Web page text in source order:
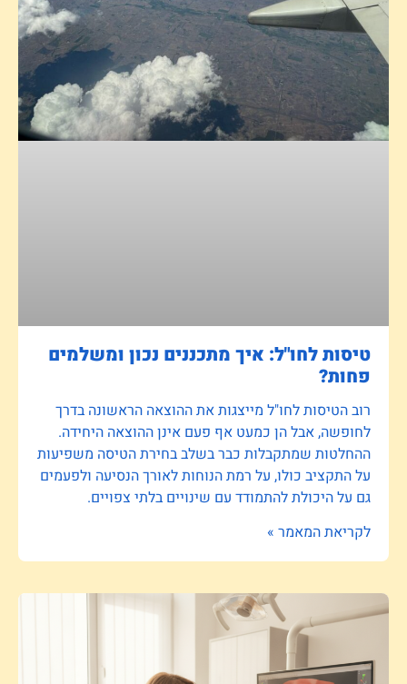
טיסות לחו"ל: איך מתכננים נכון ומשלמים
פחות?
רוב הטיסות לחו"ל מייצגות את ההוצאה הראשונה בדרך
לחופשה, אבל הן כמעט אף פעם אינן ההוצאה היחידה.
ההחלטות שמתקבלות כבר בשלב בחירת הטיסה משפיעות
על התקציב כולו, על רמת הנוחות לאורך הנסיעה ולפעמים
גם על היכולת להתמודד עם שינויים בלתי צפויים.
לקריאת המאמר »